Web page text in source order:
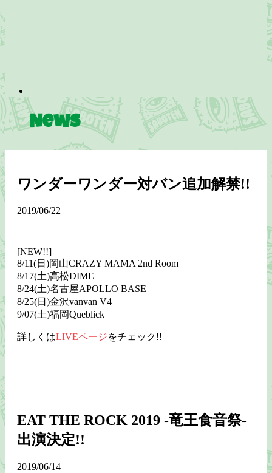
News
ワンダーワンダー対バン追加解禁!!
2019/06/22
[NEW!!]
8/11(日)岡山CRAZY MAMA 2nd Room
8/17(土)高松DIME
8/24(土)名古屋APOLLO BASE
8/25(日)金沢vanvan V4
9/07(土)福岡Queblick
詳しくはLIVEページをチェック!!
EAT THE ROCK 2019 -竜王食音祭-
出演決定!!
2019/06/14